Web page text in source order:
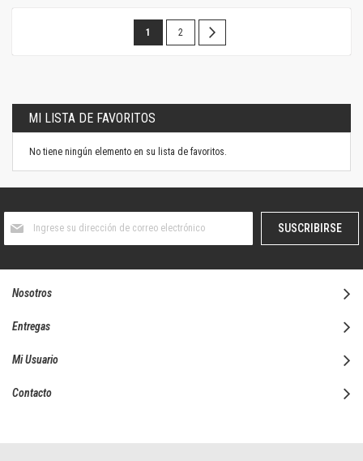
Página
Estás
página
1 Página
2
MI LISTA DE FAVORITOS
No tiene ningún elemento en su lista de favoritos.
boletín
SUSCRIBIRSE
Nosotros
Entregas
Mi Usuario
Contacto